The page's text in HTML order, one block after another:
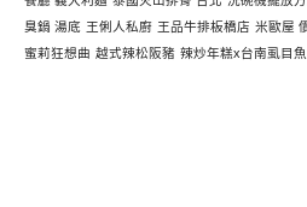
臭鍋 湯底 王俐人私廚 王品牛排板橋店 米歐屋
蜜莉狂想曲 越式辣松阪豬 辣炒年糕x台南虱目